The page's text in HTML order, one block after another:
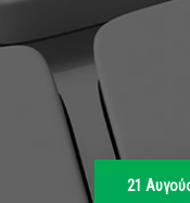
21